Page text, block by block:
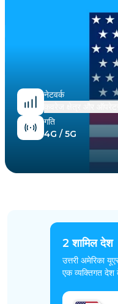
नेटवर्क
गति
4G / 5G
2 शामिल देश
उत्तरी अमेरिका
एक व्यक्तिगत देश